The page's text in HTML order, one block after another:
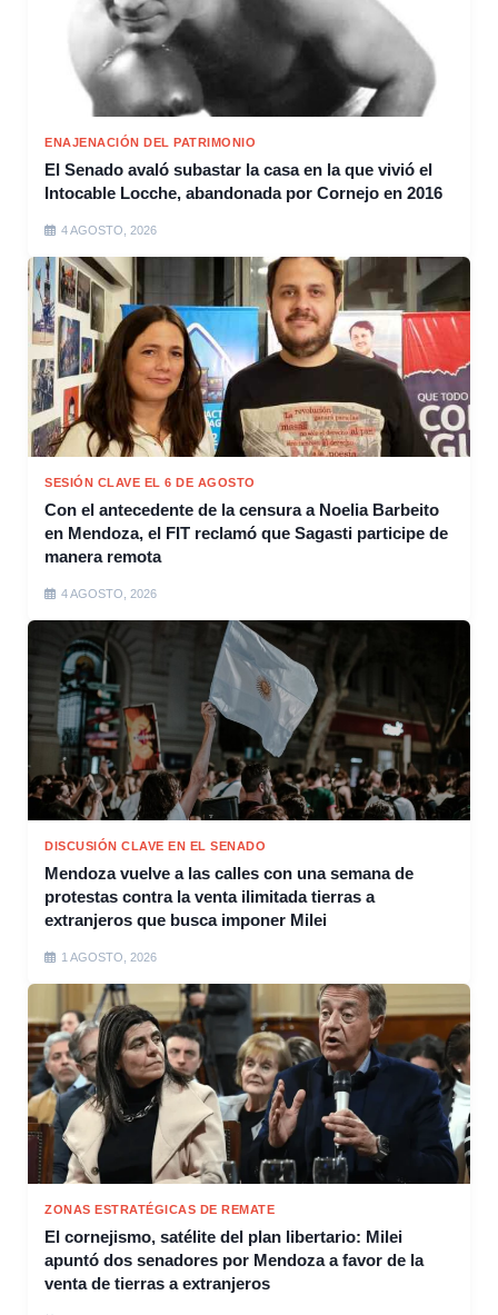
ENAJENACIÓN DEL PATRIMONIO
El Senado avaló subastar la casa en la que vivió el
Intocable Locche, abandonada por Cornejo en 2016
4 AGOSTO, 2026
SESIÓN CLAVE EL 6 DE AGOSTO
Con el antecedente de la censura a Noelia Barbeito
en Mendoza, el FIT reclamó que Sagasti participe de
manera remota
4 AGOSTO, 2026
DISCUSIÓN CLAVE EN EL SENADO
Mendoza vuelve a las calles con una semana de
protestas contra la venta ilimitada tierras a
extranjeros que busca imponer Milei
1 AGOSTO, 2026
ZONAS ESTRATÉGICAS DE REMATE
El cornejismo, satélite del plan libertario: Milei
apuntó dos senadores por Mendoza a favor de la
venta de tierras a extranjeros